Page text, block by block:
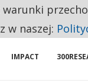
DWA PODMIOTY Z
IMPACT
w naszej: